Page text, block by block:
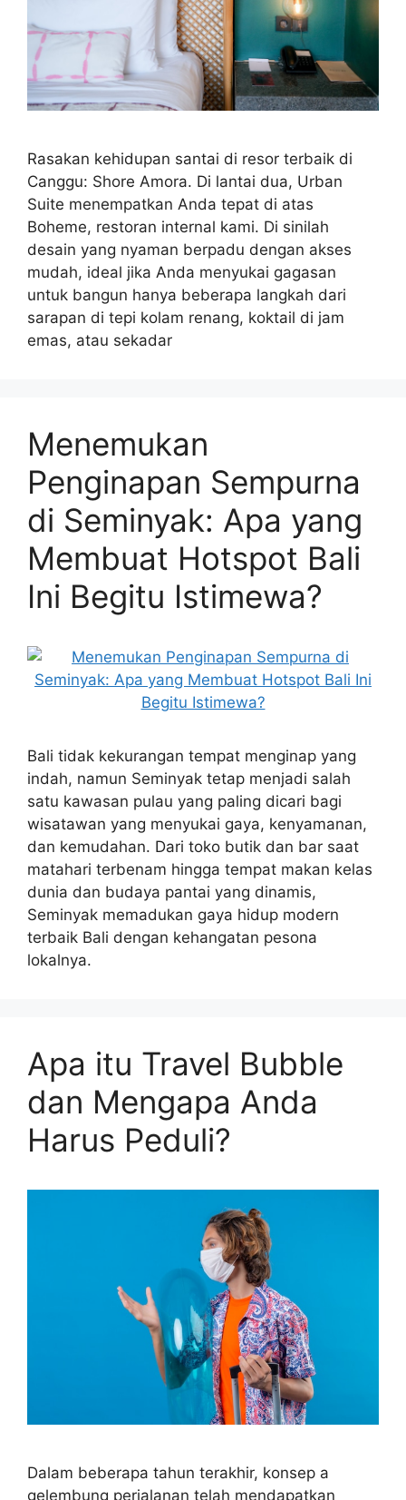
Rasakan kehidupan santai di resor terbaik di
Canggu: Shore Amora. Di lantai dua, Urban
Suite menempatkan Anda tepat di atas
Boheme, restoran internal kami. Di sinilah
desain yang nyaman berpadu dengan akses
mudah, ideal jika Anda menyukai gagasan
untuk bangun hanya beberapa langkah dari
sarapan di tepi kolam renang, koktail di jam
emas, atau sekadar
Menemukan
Penginapan Sempurna
di Seminyak: Apa yang
Membuat Hotspot Bali
Ini Begitu Istimewa?
Bali tidak kekurangan tempat menginap yang
indah, namun Seminyak tetap menjadi salah
satu kawasan pulau yang paling dicari bagi
wisatawan yang menyukai gaya, kenyamanan,
dan kemudahan. Dari toko butik dan bar saat
matahari terbenam hingga tempat makan kelas
dunia dan budaya pantai yang dinamis,
Seminyak memadukan gaya hidup modern
terbaik Bali dengan kehangatan pesona
lokalnya.
Apa itu Travel Bubble
dan Mengapa Anda
Harus Peduli?
Dalam beberapa tahun terakhir, konsep a
gelembung perjalanan telah mendapatkan